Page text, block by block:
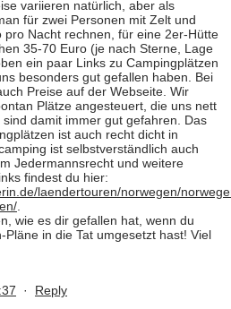
variieren natürlich, aber als
für zwei Personen mit Zelt und
pro Nacht rechnen, für eine 2er-Hütte
35-70 Euro (je nach Sterne, Lage
ein paar Links zu Campingplätzen
besonders gut gefallen haben. Bei
Preise auf der Webseite. Wir
Plätze angesteuert, die uns nett
damit immer gut gefahren. Das
ist auch recht dicht in
ist selbstverständlich auch
Jedermannsrecht und weitere
findest du hier:
laendertouren/norwegen/
.
wie es dir gefallen hat, wenn du
Pläne in die Tat umgesetzt hast! Viel
· Reply